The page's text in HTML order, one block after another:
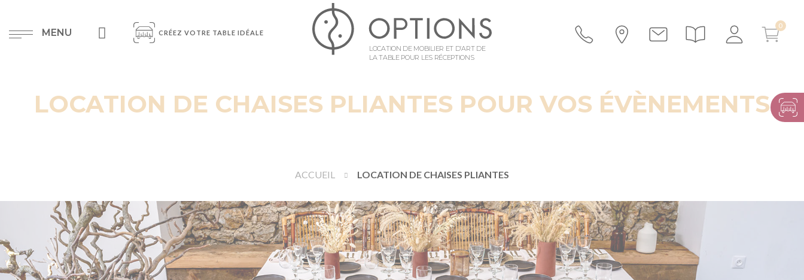
MENU CRÉEZ VOTRE TABLE IDÉALE
LOCATION DE MOBILIER ET D’ART DE
LA TABLE POUR LES RÉCEPTIONS
LOCATION DE CHAISES PLIANTES POUR VOS ÉVÈNEMENTS
ACCUEIL LOCATION DE CHAISES PLIANTES